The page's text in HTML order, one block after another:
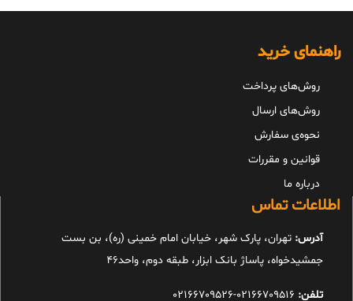
راهنمای خرید
روش‌های پرداخت
روش‌های ارسال
نحوه‌ی سفارش
قوانین و مقررات
درباره ما
اطلاعات تماس
آدرس: تهران، پارک شهر، خیابان امام خمینی (ره)، بن بست
جمشیدخواه، پاساژ بانک ابزار، طبقه دوم، واحد46
تلفن: